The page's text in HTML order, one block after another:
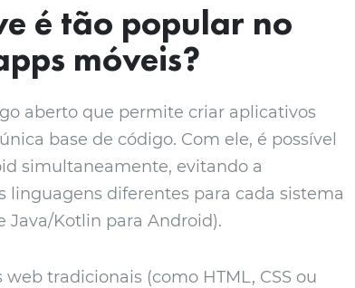
é tão popular no
móveis?
aberto que permite criar aplicativos
base de código. Com ele, é possível
simultaneamente, evitando a
linguagens diferentes para cada sistema
Java/Kotlin para Android).
tradicionais (como HTML, CSS ou